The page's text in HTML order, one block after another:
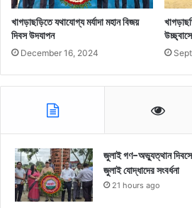
খাগড়াছড়িতে যথাযোগ্য মর্যাদা মহান বিজয়
দিবস উদযাপন
December 16, 2024
জুলাই গণ-অভ্যুত্থান
জুলাই যোদ্ধাদের সংবর্ধনা
21 hours ago